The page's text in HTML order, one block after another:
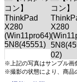
※上記の写真はサンプル画
※撮影の状態により、商品